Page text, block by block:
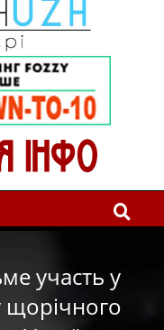
участь у
щорічного